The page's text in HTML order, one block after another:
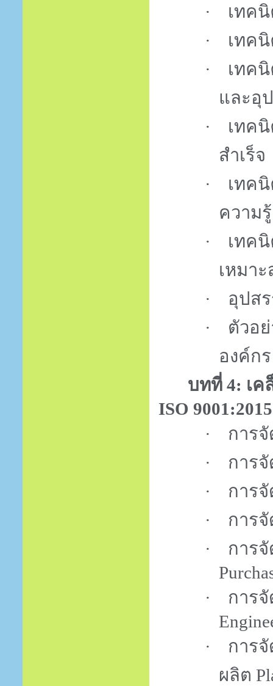
·
เทค
·
เทค
·
เทค
และอุ
·
เทค
สำเร็จ
·
เทค
ความ
·
เทค
เหมา
·
อุปส
·
ตัวอ
องค์กร
บทที่ 4: เค
ISO
·
การ
·
การ
·
การ
·
การ
·
การ
·
การ
·
การ
ผลิต